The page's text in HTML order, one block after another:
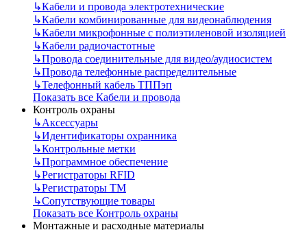
↳Кабели и провода электротехнические
↳Кабели комбинированные для видеонаблюдения
↳Кабели микрофонные с полиэтиленовой изоляцией
↳Кабели радиочастотные
↳Провода соединительные для видео/аудиосистем
↳Провода телефонные распределительные
↳Телефонный кабель ТППэп
Показать все Кабели и провода
Контроль охраны
↳Аксессуары
↳Идентификаторы охранника
↳Контрольные метки
↳Программное обеспечение
↳Регистраторы RFID
↳Регистраторы ТМ
↳Сопутствующие товары
Показать все Контроль охраны
Монтажные и расходные материалы